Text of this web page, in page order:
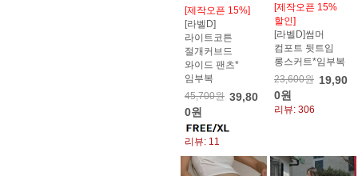
[제작오픈 15%]
[라벨D]
라이트코튼
절개커브드
와이드 팬츠*
임부복
45,700원 39,80
0원
리뷰: 11
[제작오픈 15%
할인]
[라벨D]썸머
컴포트 뒷트임
롱스커트*임부복
23,600원 19,90
0원
리뷰: 306